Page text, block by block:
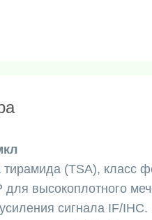
тирамида (TSA), класс
для высокоплотного
сигнала IF/IHC.